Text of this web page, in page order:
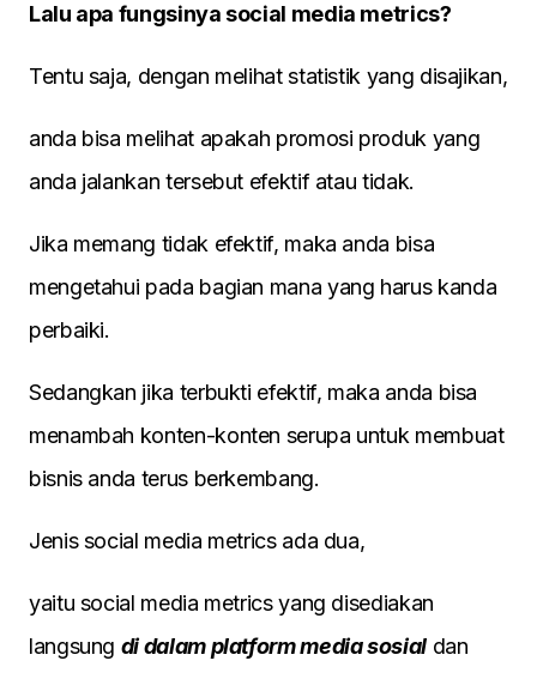
Lalu apa fungsinya social media metrics?
Tentu saja, dengan melihat statistik yang disajikan,
anda bisa melihat apakah promosi produk yang
anda jalankan tersebut efektif atau tidak.
Jika memang tidak efektif, maka anda bisa
mengetahui pada bagian mana yang harus kanda
perbaiki.
Sedangkan jika terbukti efektif, maka anda bisa
menambah konten-konten serupa untuk membuat
bisnis anda terus berkembang.
Jenis social media metrics ada dua,
yaitu social media metrics yang disediakan
langsung di dalam platform media sosialdan